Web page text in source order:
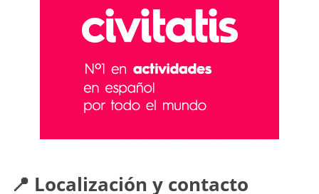
📍 Localización y contacto